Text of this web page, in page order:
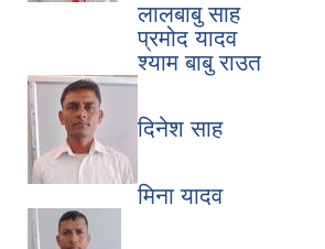
लालबाबु साह
प्रमोद यादव
श्याम बाबु राउत
दिनेश साह
मिना यादव